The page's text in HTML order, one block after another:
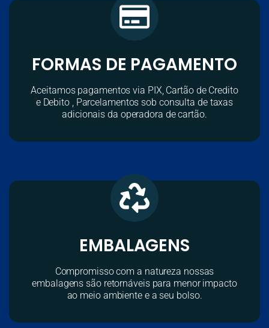
FORMAS DE PAGAMENTO
Aceitamos pagamentos via PIX, Cartão de Credito
e Debito , Parcelamentos sob consulta de taxas
adicionais da operadora de cartão.
EMBALAGENS
Compromisso com a natureza nossas
embalagens são retornáveis para menor impacto
ao meio ambiente e a seu bolso.